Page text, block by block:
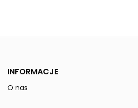
Reference
INFORMACJE
O nas